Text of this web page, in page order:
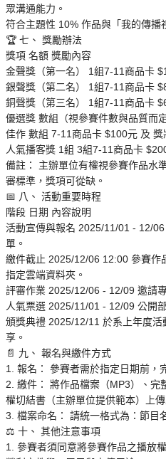
眾溝通能力。
符合主題性 10% 作品與「我的傳播
🏆 七、 獎勵辦法
獎項 名額 獎勵內容
金聲獎（第一名） 1組7-11商品卡
銀聲獎（第二名） 1組7-11商品卡
銅聲獎（第三名） 1組7-11商品卡
優選獎 數組（視參賽件數與品質而
佳作 數組 7-11商品卡 $100元 及 獎
人氣播客獎 1組 3組7-11商品卡
備註： 主辦單位有權視參賽作品水
審標準，獎項可從缺。
📅 八、 活動重要時程
階段 日期 內容說明
活動宣傳與報名 2025/11/01 - 12/
單。
繳件截止 2025/12/06 12:00 參賽作
指定雲端資料夾。
評審作業 2025/12/06 - 12/09 邀請
人氣票選 2025/11/01 - 12/09 公開
頒獎典禮 2025/12/11 於系上年度
享。
📄 九、 報名與繳件方式
1. 報名： 參賽者需於指定日期前，
2. 繳件： 將作品檔案（MP3）、完
權切結書（主辦單位提供範本）上
3. 檔案命名： 請統一格式為：節目
⚖️ 十、 其他注意事項
1. 參賽者須同意將參賽作品之播放